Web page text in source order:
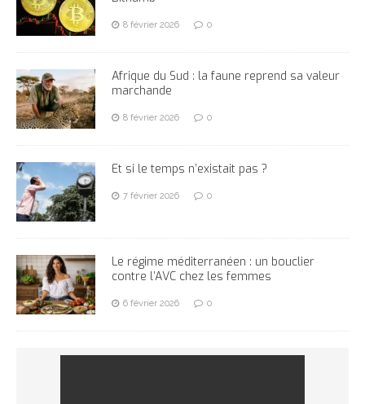
8 février 2026 0
Afrique du Sud : la faune reprend sa valeur
marchande
8 février 2026 0
Et si le temps n’existait pas ?
7 février 2026 0
Le régime méditerranéen : un bouclier
contre l’AVC chez les femmes
6 février 2026 0